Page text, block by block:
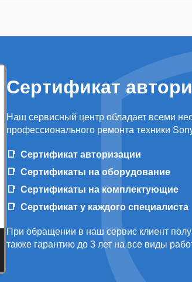
Сертификат
Наш сервисный центр обладает всеми
профессионального ремонта техники
Сертификат авторизации
Сертификаты на оборудование
Сертификаты на комплектующие
Сертификат у каждого специалиста
При обращении в наш сервис клиент
также гарантию до 3 лет на все виды